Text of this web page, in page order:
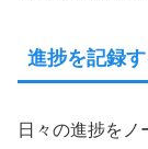
進捗を記録
日々の進捗を